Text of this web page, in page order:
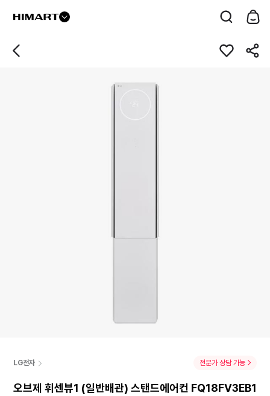
LG전자 전문가 상담 가능
오브제 휘센뷰1 (일반배관) 스탠드에어컨 FQ18FV3EB1